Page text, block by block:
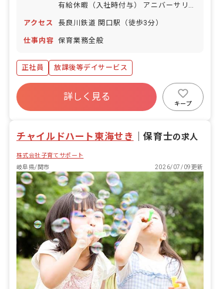
有給休暇（入社時付与） アニバーサリー
暇(有給) 子の看護等休暇(有給)
アクセス 長良川鉄道 関口駅（徒歩3分）
仕事内容 保育業務全般
正社員 放課後等デイサービス
詳しく見る
キープ
チャイルドハート東海せき ｜保育士の求人
株式会社子育てサポート
岐阜県/関市
2026/07/09更新